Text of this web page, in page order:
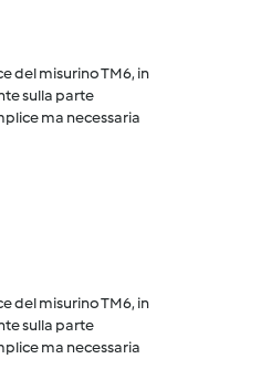
del misurino TM6, in
sulla parte
ma necessaria
del misurino TM6, in
sulla parte
ma necessaria